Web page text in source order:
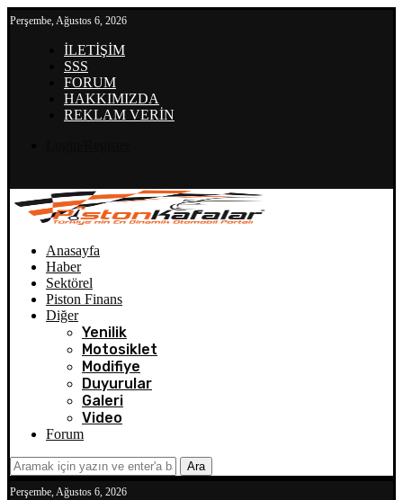
Perşembe, Ağustos 6, 2026
İLETİŞİM
SSS
FORUM
HAKKIMIZDA
REKLAM VERİN
Anasayfa
Haber
Sektörel
Piston Finans
Diğer
Yenilik
Motosiklet
Modifiye
Duyurular
Galeri
Video
Forum
Ara
Perşembe, Ağustos 6, 2026